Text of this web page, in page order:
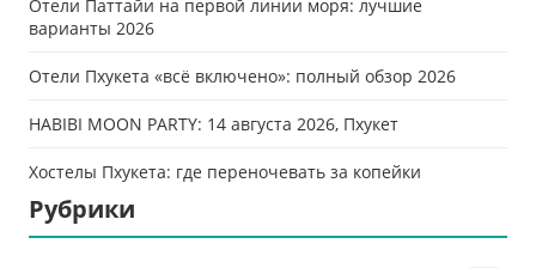
Отели Паттайи на первой линии моря: лучшие
варианты 2026
Отели Пхукета «всё включено»: полный обзор 2026
HABIBI MOON PARTY: 14 августа 2026, Пхукет
Хостелы Пхукета: где переночевать за копейки
Рубрики